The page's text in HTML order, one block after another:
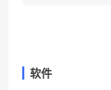
软件